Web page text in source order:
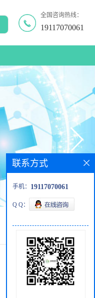
全国咨询热线：
19117070061
联系方式
手机： 19117070061
Q Q：